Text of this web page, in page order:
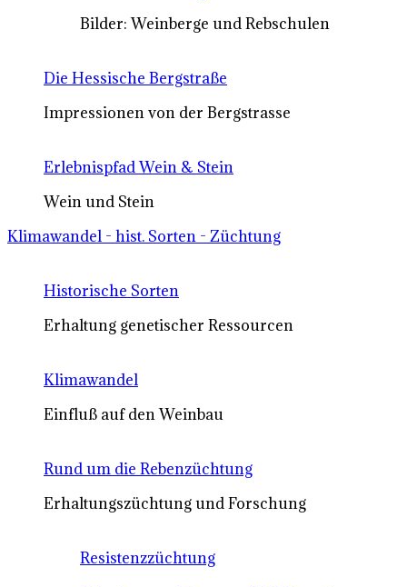
Bilder: Weinberge und Rebschulen
Die Hessische Bergstraße
Impressionen von der Bergstrasse
Erlebnispfad Wein & Stein
Wein und Stein
Klimawandel - hist. Sorten - Züchtung
Historische Sorten
Erhaltung genetischer Ressourcen
Klimawandel
Einfluß auf den Weinbau
Rund um die Rebenzüchtung
Erhaltungszüchtung und Forschung
Resistenzzüchtung